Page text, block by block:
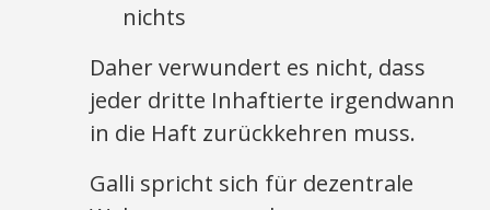
nichts
Daher verwundert es nicht, dass
jeder dritte Inhaftierte irgendwann
in die Haft zurückkehren muss.
Galli spricht sich für dezentrale